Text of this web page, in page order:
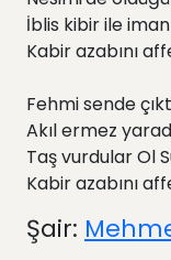
İblis kibir ile
Kabir azabını
Fehmi sende
Akıl ermez
Taş vurdular Ol
Kabir azabını
Şair: